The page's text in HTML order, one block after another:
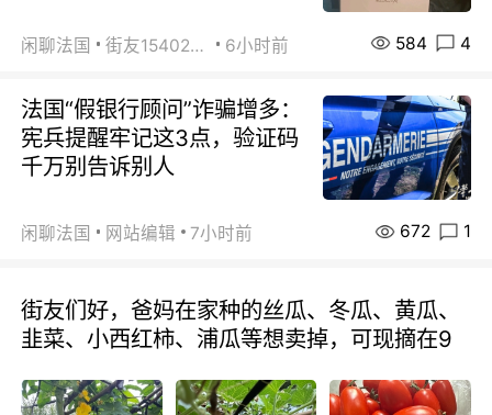
闲聊法国 街友15402223 6小时前 584 4
法国“假银行顾问”诈骗增多：
宪兵提醒牢记这3点，验证码
千万别告诉别人
闲聊法国 网站编辑 7小时前 672 1
街友们好，爸妈在家种的丝瓜、冬瓜、黄瓜、
韭菜、小西红柿、浦瓜等想卖掉，可现摘在9